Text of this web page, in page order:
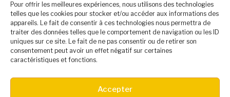
Pour offrir les meilleures expériences, nous utilisons des technologies
telles que les cookies pour stocker et/ou accéder aux informations des
appareils. Le fait de consentir à ces technologies nous permettra de
traiter des données telles que le comportement de navigation ou les ID
uniques sur ce site. Le fait de ne pas consentir ou de retirer son
consentement peut avoir un effet négatif sur certaines
caractéristiques et fonctions.
Accepter
©Baseball Club Biterrois